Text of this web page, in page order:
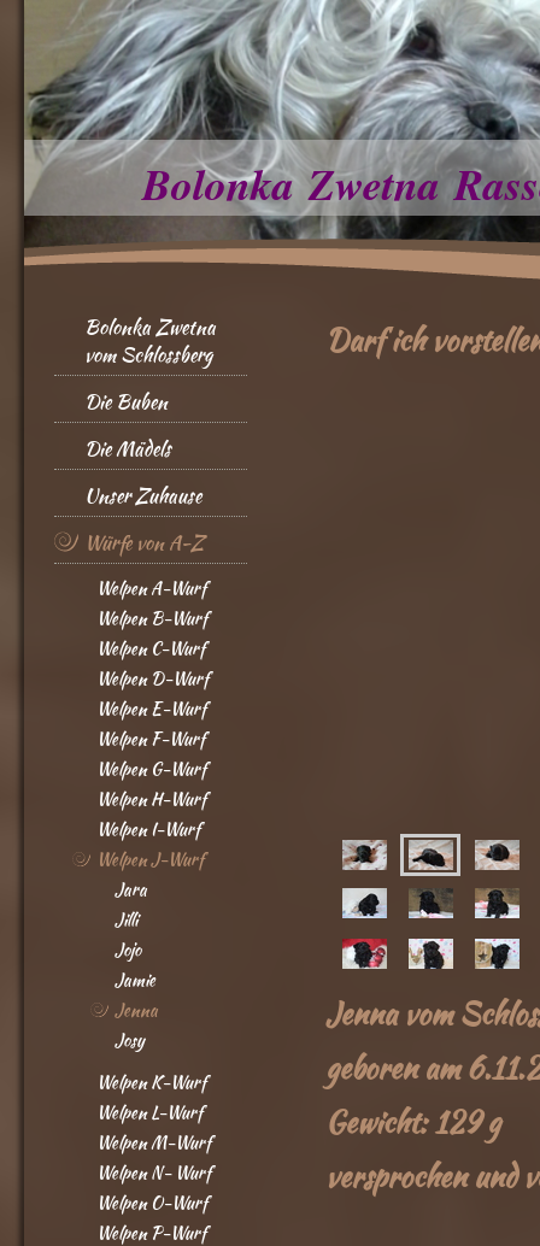
Bolonka Zwetna
Bolonka Zwetna
vom Schlossberg
Die Buben
Die Mädels
Unser Zuhause
Würfe von A-Z
Welpen A-Wurf
Welpen B-Wurf
Welpen C-Wurf
Welpen D-Wurf
Welpen E-Wurf
Welpen F-Wurf
Welpen G-Wurf
Welpen H-Wurf
Welpen I-Wurf
Welpen J-Wurf
Jara
Jilli
Jojo
Jamie
Jenna
Josy
Welpen K-Wurf
Welpen L-Wurf
Welpen M-Wurf
Welpen N- Wurf
Welpen O-Wurf
Welpen P-Wurf
Darf ich
Jenna vom
geboren am
Gewicht: 129 g
versprochen und